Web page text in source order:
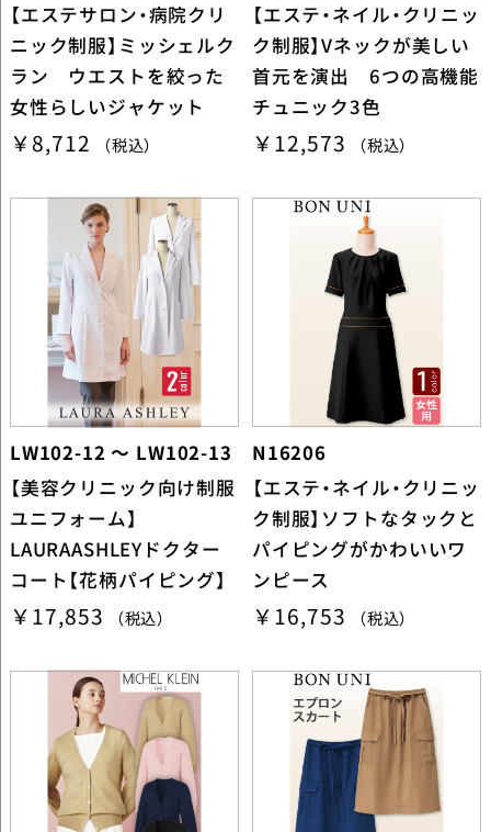
【エステサロン・病院クリ
ニック制服】ミッシェルク
ラン ウエストを絞った
女性らしいジャケット
￥8,712 （税込）
【エステ・ネイル・クリニッ
ク制服】Vネックが美しい
首元を演出 6つの高機能
チュニック3色
￥12,573 （税込）
LW102-12 ～ LW102-13
【美容クリニック向け制服
ユニフォーム】
LAURAASHLEYドクター
コート【花柄パイピング】
￥17,853 （税込）
N16206
【エステ・ネイル・クリニッ
ク制服】ソフトなタックと
パイピングがかわいいワ
ンピース
￥16,753 （税込）